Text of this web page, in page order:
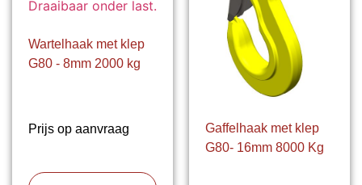
Wartelhaak met klep
G80 - 8mm 2000 kg
Prijs op aanvraag
Gaffelhaak met klep
G80- 16mm 8000 Kg